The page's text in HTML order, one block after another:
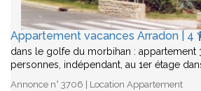
Appartement vacances Arradon | 4
dans le golfe du morbihan : appartement
personnes, indépendant, au 1er étage
Annonce n° 3706 | Location Appartement